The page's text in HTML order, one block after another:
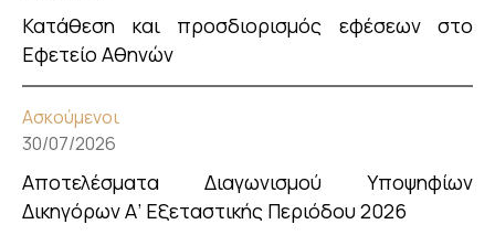
Κατάθεση και προσδιορισμός εφέσεων στο
Εφετείο Αθηνών
Ασκούμενοι
30/07/2026
Αποτελέσματα Διαγωνισμού Υποψηφίων
Δικηγόρων Α’ Εξεταστικής Περιόδου 2026